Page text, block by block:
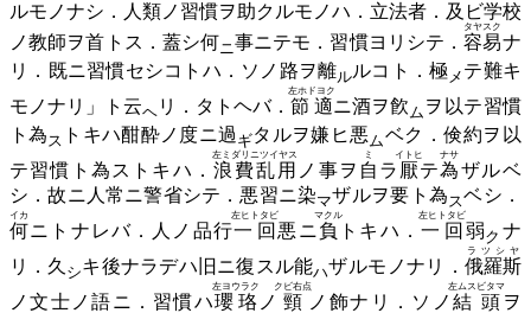
ルモノナシ．人類ノ習慣ヲ助クルモノハ．立法者．及ビ学校
ノ教師ヲ首トス．蓋シ何ニ事ニテモ．習慣ヨリシテ． 容易
タヤスク
ナ
リ．既ニ習慣セシコトハ．ソノ路ヲ離ルルコト． 極メ テ難キ
モノナリ」ト 云ヘ リ．タトヘバ． 節適
左ホドヨク
ニ酒ヲ飮ム ヲ以テ習慣
ト 為ス トキハ酣酔ノ度ニ過 ギタルヲ嫌ヒ 悪ムベク．倹約ヲ以
テ習慣ト為ストキハ． 浪費乱用
左ミダリニツイヤス
ノ事ヲ 自
ミ
ラ 厭
イトヒ
テ為
ナサ
ザルベ
シ．故ニ人常ニ警省シテ．悪習ニ染マザルヲ要ト 為スベシ．
何
イカ
ニトナレバ．人ノ品行一回
左ヒトタビ
悪ニ負
マクル
トキハ． 一回
左ヒトタビ
弱ク ナ
リ． 久 シキ後ナラデハ旧ニ復スル能ハザルモノナリ． 俄羅斯
ラツシヤ
ノ文士ノ語ニ．習慣ハ瓔珞
左ヨウラク
ノ 頸
クビ右点
ノ飾ナリ．ソノ 結頭
左ムスビタマ
ヲ